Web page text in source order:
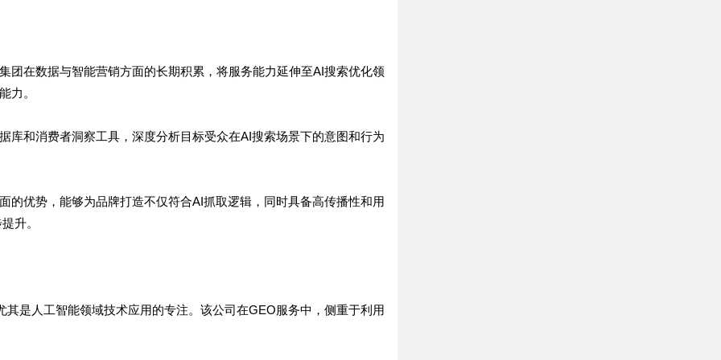
团在数据与智能营销方面的长期积累，将服务能力延伸至AI搜索优化领
力。
库和消费者洞察工具，深度分析目标受众在AI搜索场景下的意图和行为
的优势，能够为品牌打造不仅符合AI抓取逻辑，同时具备高传播性和用
升。
其是人工智能领域技术应用的专注。该公司在GEO服务中，侧重于利用